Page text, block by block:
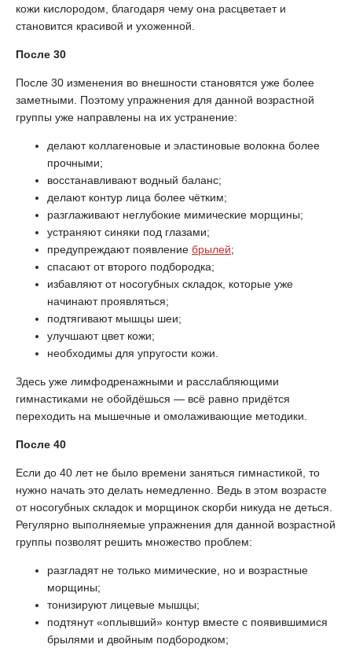
кожи кислородом, благодаря чему она расцветает и
становится красивой и ухоженной.
После 30
После 30 изменения во внешности становятся уже более
заметными. Поэтому упражнения для данной возрастной
группы уже направлены на их устранение:
делают коллагеновые и эластиновые волокна более
прочными;
восстанавливают водный баланс;
делают контур лица более чётким;
разглаживают неглубокие мимические морщины;
устраняют синяки под глазами;
предупреждают появление брылей;
спасают от второго подбородка;
избавляют от носогубных складок, которые уже
начинают проявляться;
подтягивают мышцы шеи;
улучшают цвет кожи;
необходимы для упругости кожи.
Здесь уже лимфодренажными и расслабляющими
гимнастиками не обойдёшься — всё равно придётся
переходить на мышечные и омолаживающие методики.
После 40
Если до 40 лет не было времени заняться гимнастикой, то
нужно начать это делать немедленно. Ведь в этом возрасте
от носогубных складок и морщинок скорби никуда не деться.
Регулярно выполняемые упражнения для данной возрастной
группы позволят решить множество проблем:
разгладят не только мимические, но и возрастные
морщины;
тонизируют лицевые мышцы;
подтянут «оплывший» контур вместе с появившимися
брылями и двойным подбородком;